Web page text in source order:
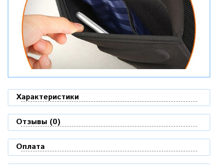
Характеристики
Отзывы (0)
Оплата